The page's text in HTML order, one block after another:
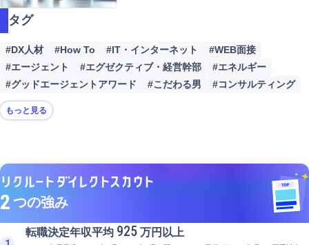
タグ
#DX人材 #How To #IT・インターネット
#WEB面接
#エージェント
#エグゼクティブ・経営幹部
#エネルギー
#グッドエージェントアワード
#こだわる男 #コンサルティング
もっと見る
2 つの強み
転職決定年収平均 925 万円以上